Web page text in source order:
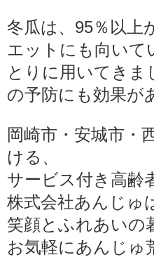
冬瓜は、95％以上
エットにも向いて
とりに用いてき
の予防にも効果が
岡崎市・安城市・
ける、
サービス付き高齢
株式会社あんじゅ
笑顔とふれあいの
お気軽にあんじゅ